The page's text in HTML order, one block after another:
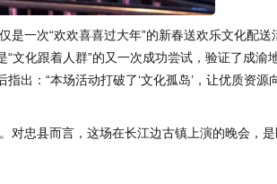
是一次“欢欢喜喜过大年”的新春送欢乐文化配送
文化跟着人群”的又一次成功尝试，验证了成渝
出：“本场活动打破了‘文化孤岛’，让优质资源
对忠县而言，这场在长江边古镇上演的晚会，